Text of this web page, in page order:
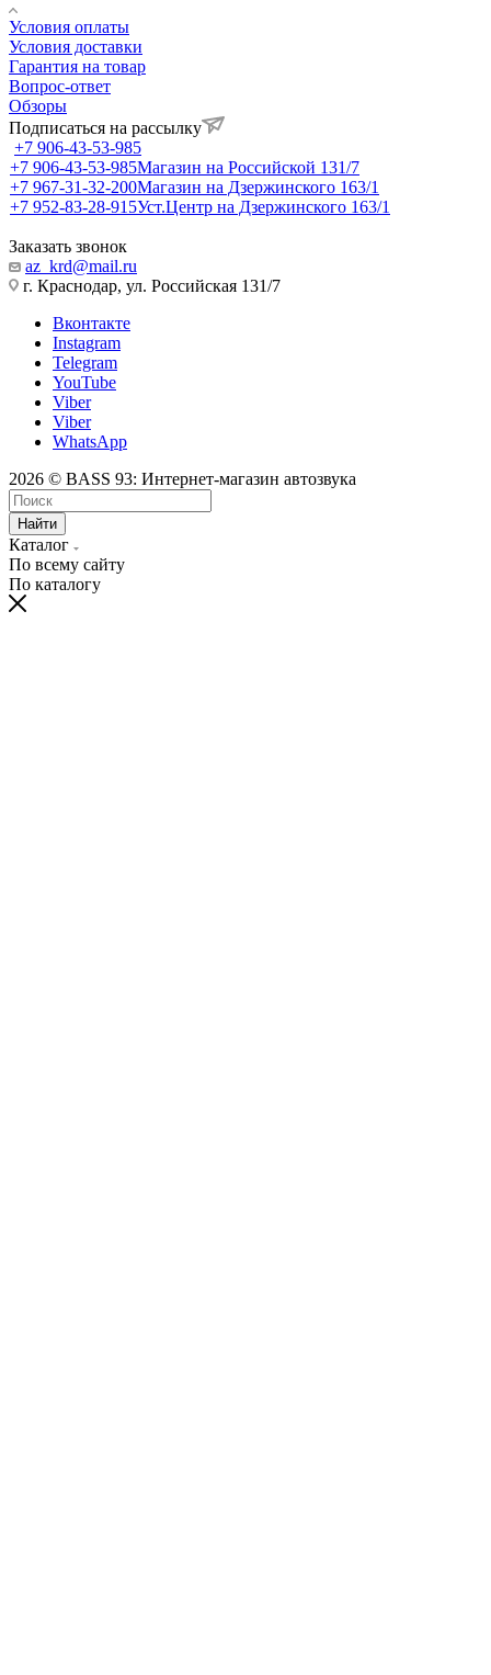
Условия оплаты
Условия доставки
Гарантия на товар
Вопрос-ответ
Обзоры
Подписаться на рассылку
+7 906-43-53-985
+7 906-43-53-985Магазин на Российской 131/7
+7 967-31-32-200Магазин на Дзержинского 163/1
+7 952-83-28-915Уст.Центр на Дзержинского 163/1
Заказать звонок
az_krd@mail.ru
г. Краснодар, ул. Российская 131/7
Вконтакте
Instagram
Telegram
YouTube
Viber
Viber
WhatsApp
2026 © BASS 93: Интернет-магазин автозвука
Найти
Каталог
По всему сайту
По каталогу